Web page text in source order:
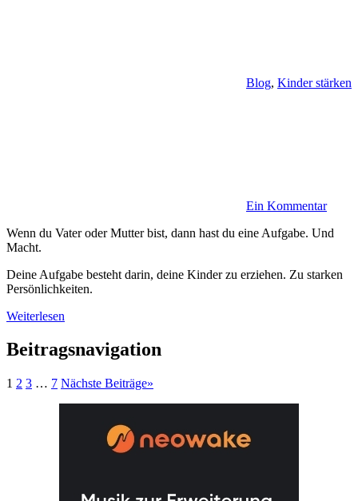
Blog, Kinder stärken
Ein Kommentar
Wenn du Vater oder Mutter bist, dann hast du eine Aufgabe. Und
Macht.
Deine Aufgabe besteht darin, deine Kinder zu erziehen. Zu starken
Persönlichkeiten.
Weiterlesen
Beitragsnavigation
1 2 3 … 7 Nächste Beiträge»